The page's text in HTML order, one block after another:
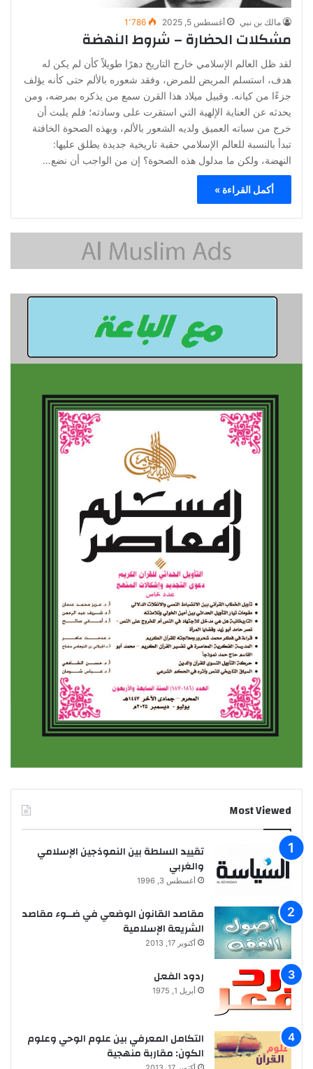
مالك بن نبي أغسطس 5, 2025 1٬786
مشكلات الحضارة – شروط النهضة
لقد ظل العالم الإسلامي خارج التاريخ دهرًا طويلاً كأن لم يكن له
هدف، استسلم المريض للمرض، وفقد شعوره بالألم حتى كأنه يؤلف
جزءًا من كيانه. وقبيل ميلاد هذا القرن سمع من يذكره بمرضه، ومن
يحدثه عن العناية الإلهية التي استقرت على وسادته؛ فلم يلبث أن
خرج من سباته العميق ولديه الشعور بالألم، وبهذه الصحوة الخافتة
تبدأ بالنسبة للعالم الإسلامي حقبة تاريخية جديدة يطلق عليها:
النهضة، ولكن ما مدلول هذه الصحوة؟ إن من الواجب أن نضع…
أكمل القراءة »
Most Viewed
تقييد السلطة بين النموذجين الإسلامي
والغربي
أغسطس 3, 1996
مقاصد القانون الوضعي في ضــوء مقاصد
الشريعة الإسلامية
أكتوبر 17, 2013
ردود الفعل
أبريل 1, 1975
التكامل المعرفي بين علوم الوحي وعلوم
الكون: مقاربة منهجية